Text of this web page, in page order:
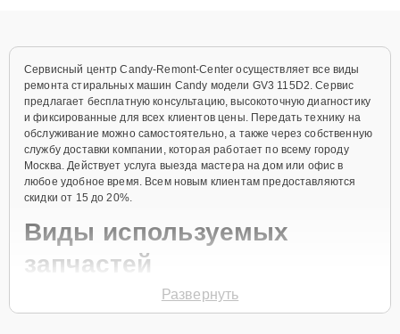
Сервисный центр Candy-Remont-Center осуществляет все виды
ремонта стиральных машин Candy модели GV3 115D2. Сервис
предлагает бесплатную консультацию, высокоточную диагностику
и фиксированные для всех клиентов цены. Передать технику на
обслуживание можно самостоятельно, а также через собственную
службу доставки компании, которая работает по всему городу
Москва. Действует услуга выезда мастера на дом или офис в
любое удобное время. Всем новым клиентам предоставляются
скидки от 15 до 20%.
Виды используемых
запчастей
Для ремонта стиральной машины модели GV3 115D2
Развернуть